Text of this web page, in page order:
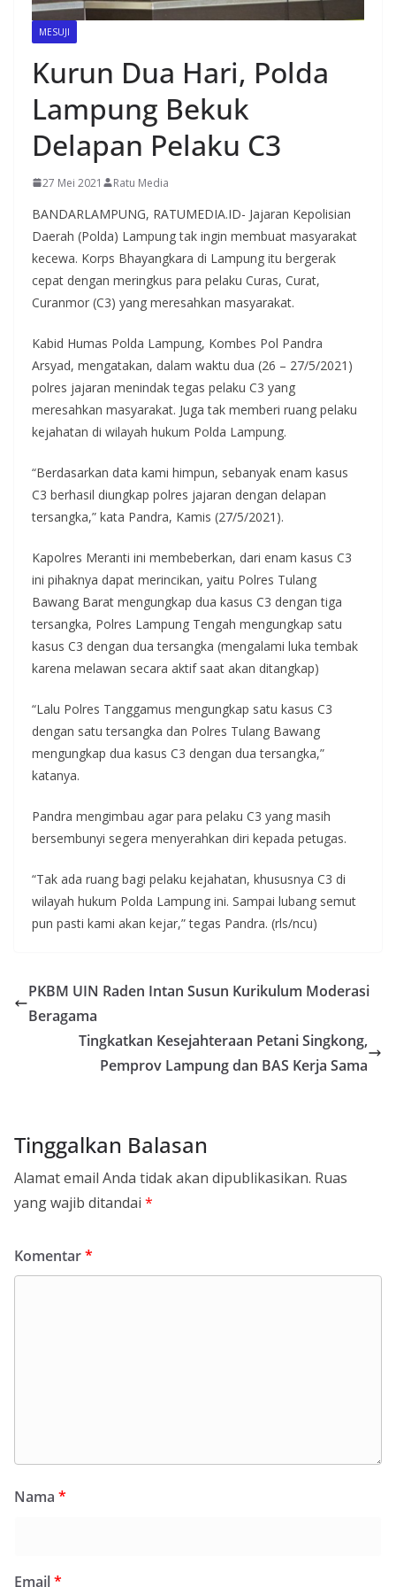
MESUJI
Kurun Dua Hari, Polda
Lampung Bekuk
Delapan Pelaku C3
27 Mei 2021 Ratu Media
BANDARLAMPUNG, RATUMEDIA.ID- Jajaran Kepolisian
Daerah (Polda) Lampung tak ingin membuat masyarakat
kecewa. Korps Bhayangkara di Lampung itu bergerak
cepat dengan meringkus para pelaku Curas, Curat,
Curanmor (C3) yang meresahkan masyarakat.
Kabid Humas Polda Lampung, Kombes Pol Pandra
Arsyad, mengatakan, dalam waktu dua (26 – 27/5/2021)
polres jajaran menindak tegas pelaku C3 yang
meresahkan masyarakat. Juga tak memberi ruang pelaku
kejahatan di wilayah hukum Polda Lampung.
“Berdasarkan data kami himpun, sebanyak enam kasus
C3 berhasil diungkap polres jajaran dengan delapan
tersangka,” kata Pandra, Kamis (27/5/2021).
Kapolres Meranti ini membeberkan, dari enam kasus C3
ini pihaknya dapat merincikan, yaitu Polres Tulang
Bawang Barat mengungkap dua kasus C3 dengan tiga
tersangka, Polres Lampung Tengah mengungkap satu
kasus C3 dengan dua tersangka (mengalami luka tembak
karena melawan secara aktif saat akan ditangkap)
“Lalu Polres Tanggamus mengungkap satu kasus C3
dengan satu tersangka dan Polres Tulang Bawang
mengungkap dua kasus C3 dengan dua tersangka,”
katanya.
Pandra mengimbau agar para pelaku C3 yang masih
bersembunyi segera menyerahkan diri kepada petugas.
“Tak ada ruang bagi pelaku kejahatan, khususnya C3 di
wilayah hukum Polda Lampung ini. Sampai lubang semut
pun pasti kami akan kejar,” tegas Pandra. (rls/ncu)
PKBM UIN Raden Intan Susun Kurikulum Moderasi
Beragama
Tingkatkan Kesejahteraan Petani Singkong,
Pemprov Lampung dan BAS Kerja Sama
Tinggalkan Balasan
Alamat email Anda tidak akan dipublikasikan. Ruas
yang wajib ditandai *
Komentar*
Nama *
Email*